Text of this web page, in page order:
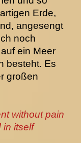
Erde,
angesengt
noch
ein Meer
besteht. Es
großen
without pain
in itself